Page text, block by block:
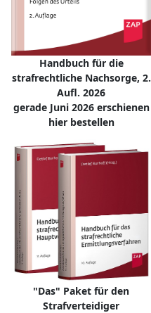
Handbuch für die
strafrechtliche Nachsorge, 2.
Aufl. 2026
gerade Juni 2026 erschienen
hier bestellen
"Das" Paket für den
Strafverteidiger